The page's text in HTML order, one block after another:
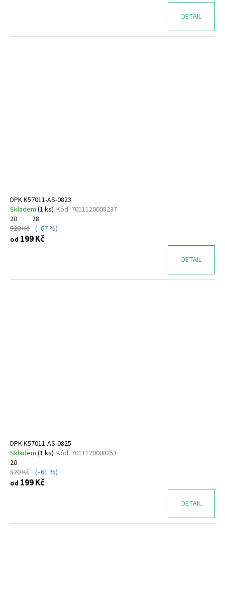
DETAIL
DPK K57011-AS-0823
Skladem (1 ks) Kód: 7011120008237
20
28
520 Kč (–67 %)
od 199 Kč
DETAIL
DPK K57011-AS-0825
Skladem (1 ks) Kód: 7011120008251
20
520 Kč (–61 %)
od 199 Kč
DETAIL